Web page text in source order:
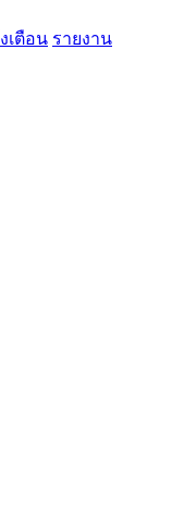
เตือน รายงาน